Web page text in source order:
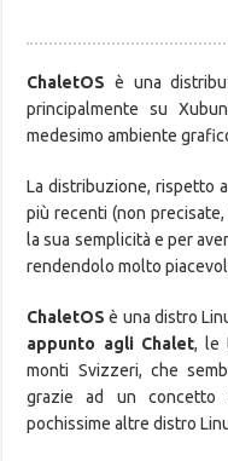
ChaletOS è una
principalmente su
medesimo ambiente
La distribuzione, rispetto
più recenti (non
la sua semplicità e per
rendendolo molto
ChaletOS è una distro
appunto agli Chalet, le
monti Svizzeri, che
grazie ad un concetto
pochissime altre distro